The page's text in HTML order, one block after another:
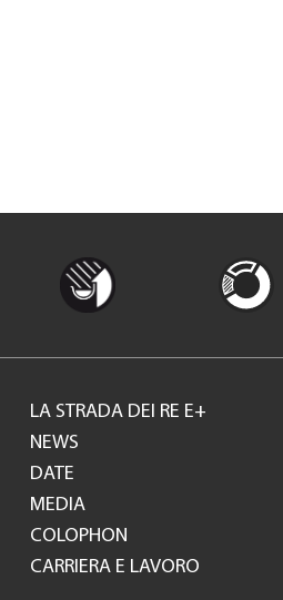
Footer
GH
LA STRADA DEI RE E+
NEWS
DATE
MEDIA
COLOPHON
CARRIERA E LAVORO